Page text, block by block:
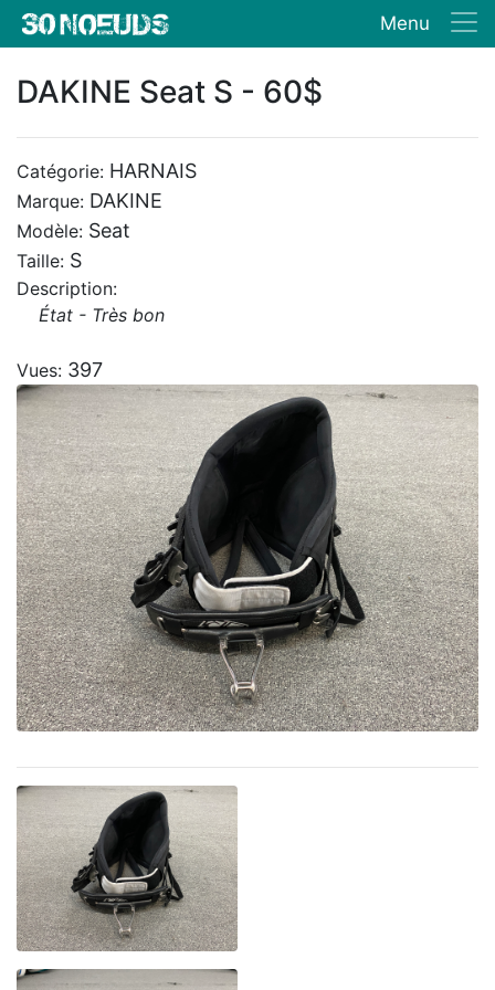
Menu
DAKINE Seat S - 60$
Catégorie: HARNAIS
Marque: DAKINE
Modèle: Seat
Taille: S
Description:
État - Très bon
Vues: 397